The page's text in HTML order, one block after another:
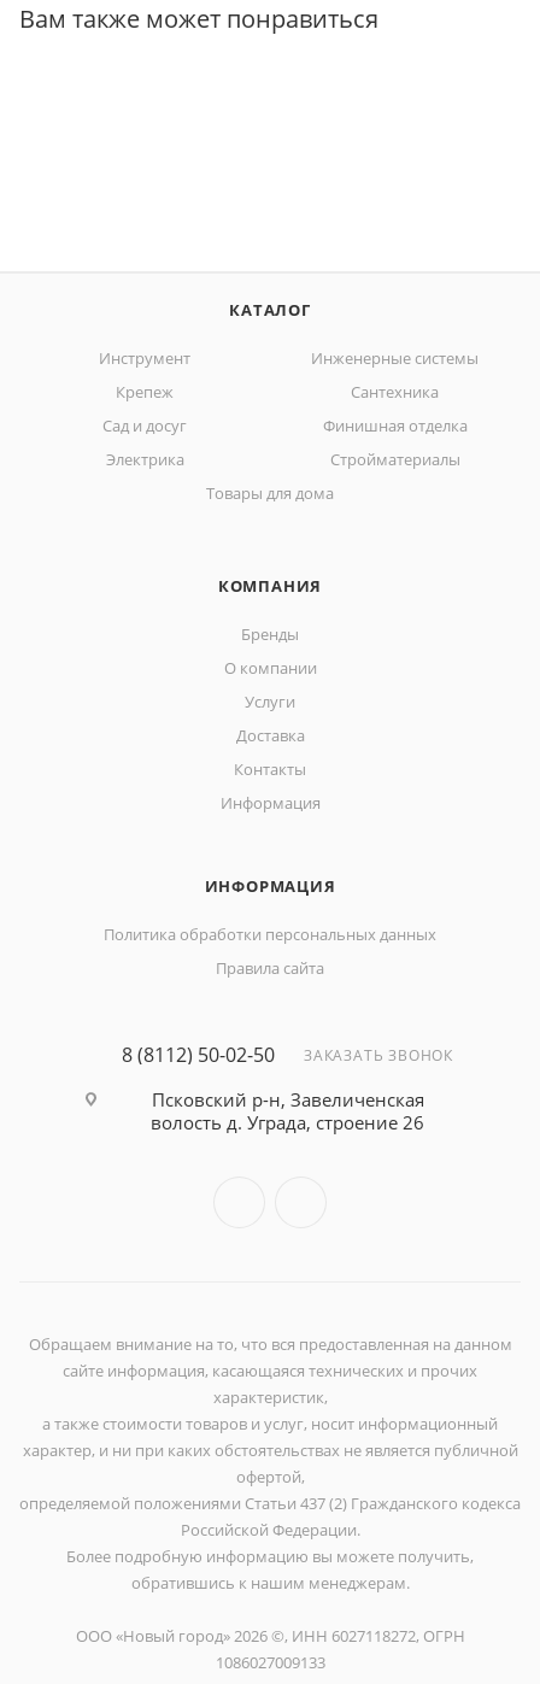
Вам также может понравиться
КАТАЛОГ
Инструмент
Инженерные системы
Крепеж
Сантехника
Сад и досуг
Финишная отделка
Электрика
Стройматериалы
Товары для дома
КОМПАНИЯ
Бренды
О компании
Услуги
Доставка
Контакты
Информация
ИНФОРМАЦИЯ
Политика обработки персональных данных
Правила сайта
8 (8112) 50-02-50 ЗАКАЗАТЬ ЗВОНОК
Псковский р-н, Завеличенская
волость д. Уграда, строение 26
Обращаем внимание на то, что вся предоставленная на данном
сайте информация, касающаяся технических и прочих
характеристик,
а также стоимости товаров и услуг, носит информационный
характер, и ни при каких обстоятельствах не является публичной
офертой,
определяемой положениями Статьи 437 (2) Гражданского кодекса
Российской Федерации.
Более подробную информацию вы можете получить,
обратившись к нашим менеджерам.
ООО «Новый город» 2026 ©, ИНН 6027118272, ОГРН
1086027009133